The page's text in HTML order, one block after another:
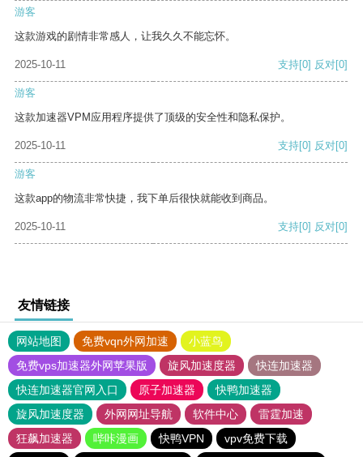
游客
这款游戏的剧情非常感人，让我久久不能忘怀。
2025-10-11 支持[0] 反对[0]
游客
这款加速器VPM应用程序提供了顶级的安全性和隐私保护。
2025-10-11 支持[0] 反对[0]
游客
这款app的物流非常快捷，我下单后很快就能收到商品。
2025-10-11 支持[0] 反对[0]
友情链接
网站地图 免费vqn外网加速
小蓝鸟
免费vps加速器外网苹果版
旋风加速度器
快连加速器
快连加速器官网入口
原子加速器
快鸭加速器
旋风加速度器
外网网址导航 软件中心
雷霆加速
狂飙加速器
哔咔漫画 快鸭VPN
vpv免费下载